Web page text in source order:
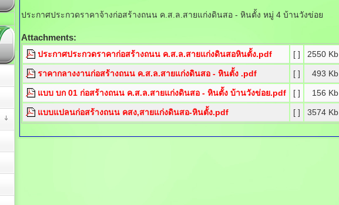
ประกาศประกวดราคาจ้างก่อสร้างถนน ค.ส.ล.สายแก่งดินสอ - หินตั้ง หมู่ 4 บ้านวังข่อย
Attachments:
ประกาศประกวดราคาก่อสร้างถนน ค.ส.ล.สายแก่งดินสอหินตั้ง.pdf [ ] 2550 Kb
ราคากลางงานก่อสร้างถนน ค.ส.ล.สายแก่งดินสอ - หินตั้ง .pdf [ ] 493 Kb
แบบ บก 01 ก่อสร้างถนน ค.ส.ล.สายแก่งดินสอ - หินตั้ง บ้านวังข่อย.pdf [ ] 156 Kb
แบบแปลนก่อสร้างถนน คสง,สายแก่งดินสอ-หินตั้ง.pdf [ ] 3574 Kb